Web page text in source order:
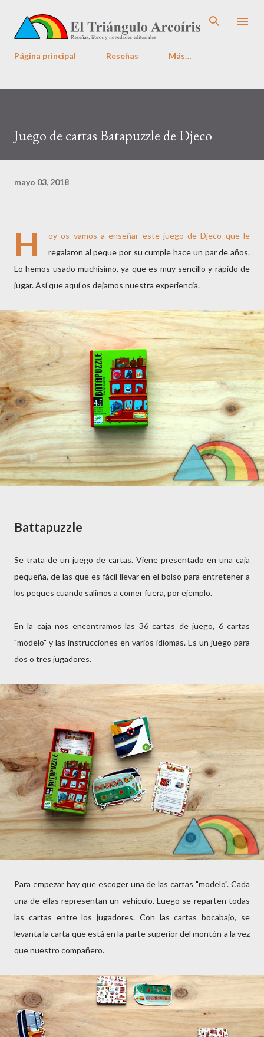
Página principal Reseñas Más…
Juego de cartas Batapuzzle de Djeco
mayo 03, 2018
H oy os vamos a enseñar este juego deDjeco que le
regalaron al peque por su cumple hace un par de años.
Lo hemos usado muchísimo, ya que es muy sencillo y rápido de
jugar. Así que aquí os dejamos nuestra experiencia.
Battapuzzle
Se trata de un juego de cartas. Viene presentado en una caja
pequeña, de las que es fácil llevar en el bolso para entretener a
los peques cuando salimos a comer fuera, por ejemplo.
En la caja nos encontramos las 36 cartas de juego, 6 cartas
"modelo" y las instrucciones en varios idiomas. Es un juego para
dos o tres jugadores.
Para empezar hay que escoger una de las cartas "modelo". Cada
una de ellas representan un vehículo. Luego se reparten todas
las cartas entre los jugadores. Con las cartas bocabajo, se
levanta la carta que está en la parte superior del montón a la vez
que nuestro compañero.